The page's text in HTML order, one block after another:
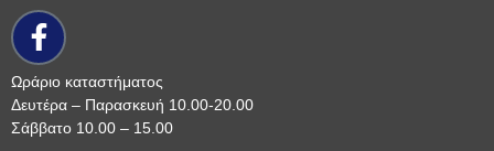
Ωράριο καταστήματος
Δευτέρα – Παρασκευή 10.00-20.00
Σάββατο 10.00 – 15.00